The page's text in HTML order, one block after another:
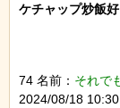
ケチャップ炒飯好
74 名前： それで
2024/08/18